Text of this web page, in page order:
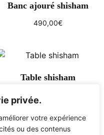
privée.
votre expérience
ou des contenus
Banc ajouré shisham
490,00€
Table shisham
Ajouter au panier